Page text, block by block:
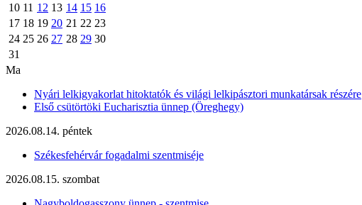
10 11 12 13 14 15 16
17 18 19 20 21 22 23
24 25 26 27 28 29 30
31
Ma
Nyári lelkigyakorlat hitoktatók és világi lelkipásztori munkatársak részére
Első csütörtöki Eucharisztia ünnep (Öreghegy)
2026.08.14. péntek
Székesfehérvár fogadalmi szentmiséje
2026.08.15. szombat